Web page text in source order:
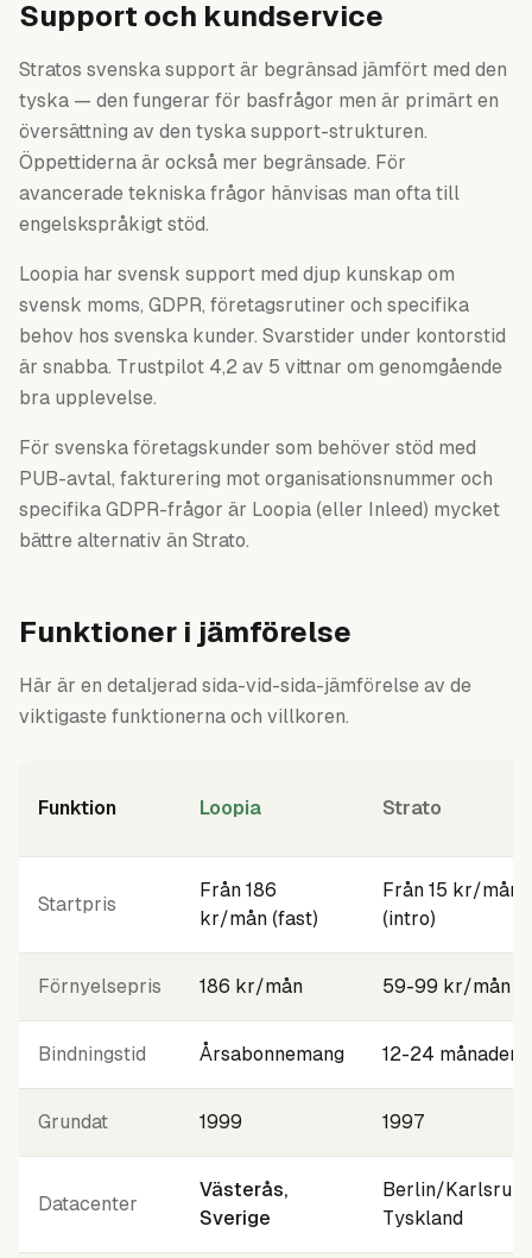
Support och kundservice
Stratos svenska support är begränsad jämfört med den
tyska — den fungerar för basfrågor men är primärt en
översättning av den tyska support-strukturen.
Öppettiderna är också mer begränsade. För
avancerade tekniska frågor hänvisas man ofta till
engelskspråkigt stöd.
Loopia har svensk support med djup kunskap om
svensk moms, GDPR, företagsrutiner och specifika
behov hos svenska kunder. Svarstider under kontorstid
är snabba. Trustpilot 4,2 av 5 vittnar om genomgående
bra upplevelse.
För svenska företagskunder som behöver stöd med
PUB-avtal, fakturering mot organisationsnummer och
specifika GDPR-frågor är Loopia (eller Inleed) mycket
bättre alternativ än Strato.
Funktioner i jämförelse
Här är en detaljerad sida-vid-sida-jämförelse av de
viktigaste funktionerna och villkoren.
Funktion Loopia Strato
Startpris
Från 186
kr/mån (fast)
Från 15 kr/mån
(intro)
Förnyelsepris 186 kr/mån 59-99 kr/mån
Bindningstid Årsabonnemang 12-24 månader
Grundat 1999 1997
Datacenter
Västerås,
Sverige
Berlin/
Tyskland